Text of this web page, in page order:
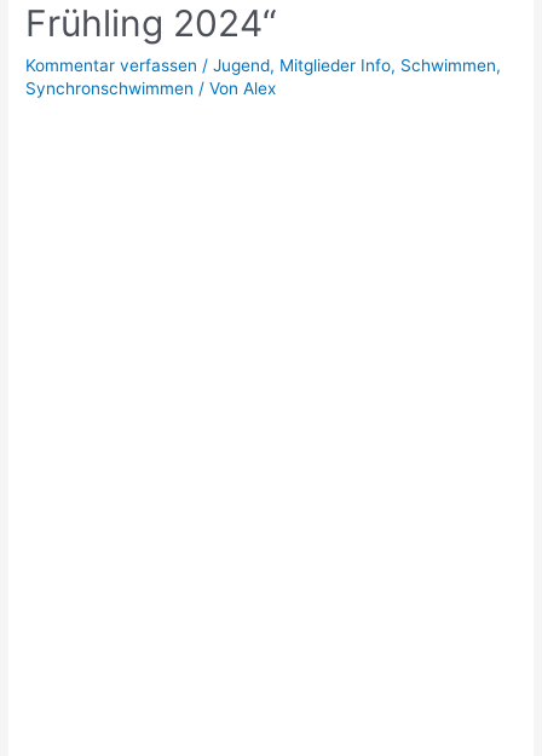
Frühling 2024“
Kommentar verfassen /Jugend, Mitglieder Info, Schwimmen,
Synchronschwimmen / VonAlex